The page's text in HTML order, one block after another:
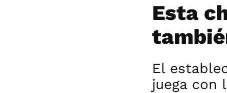
Esta
El
juega con